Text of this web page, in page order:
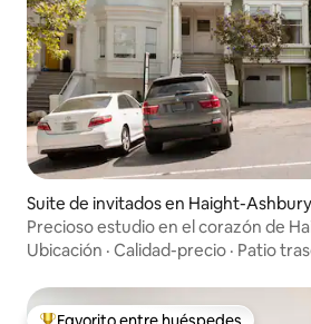
Suite de invitados en Haight-Ashbury
Precioso estudio en el corazón de
Ubicación · Calidad-precio · Patio